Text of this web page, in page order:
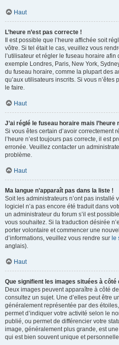
Haut
L’heure n’est pas correcte !
Il est possible que l’heure affichée soit
vôtre. Si tel était le cas, veuillez vous
l’utilisateur et régler le fuseau horaire
exemple Londres, Paris, New York,
du fuseau horaire, comme la plupart des
qu’aux utilisateurs inscrits. Si vous n’êtes
le faire.
Haut
J’ai réglé le fuseau horaire mais
Si vous êtes certain d’avoir correctement
l’heure n’est toujours pas correcte, il est
erronée. Veuillez contacter un
problème.
Haut
Ma langue n’apparaît pas dans la liste !
Soit les administrateurs n’ont pas installé
logiciel n’a pas encore été traduit dans
un administrateur du forum s’il est
vous souhaitez. Si la traduction désirée
porter volontaire et commencer une
d’informations, veuillez vous rendre sur le
anglais).
Haut
Que signifient les images situées à côté
Deux images peuvent apparaître à côté
consultez un sujet. Une d’elles peut être
généralement représentée par des
permet d’indiquer votre activité selon le
publié, ou permet de différencier votre
image, généralement plus grande, est
qui est bien souvent unique et